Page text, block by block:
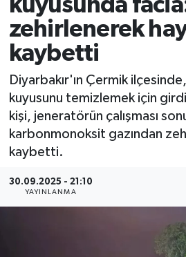
kuyusunda
zehirlenerek
kaybetti
Diyarbakır'ın Çermik
kuyusunu temizlemek için
kişi, jeneratörün çalışması
karbonmonoksit gazından
kaybetti.
30.09.2025 - 21:10
YAYINLANMA